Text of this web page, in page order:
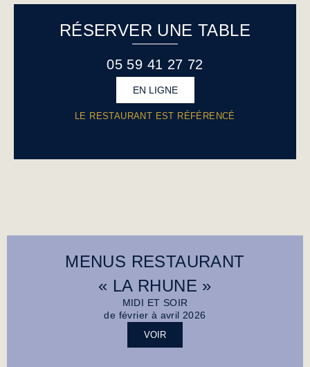
RÉSERVER UNE TABLE
05 59 41 27 72
EN LIGNE
LE RESTAURANT EST RÉFÉRENCÉ
MENUS RESTAURANT
« LA RHUNE »
MIDI ET SOIR
de février à avril 2026
VOIR